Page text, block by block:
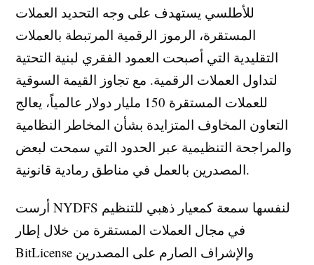
للأطلسي يستهدف على وجه التحديد العملات
المستقرة، الرموز الرقمية المرتبطة بالعملات
التقليدية التي أصبحت العمود الفقري لبنية التحتية
لتداول العملات الرقمية. مع تجاوز القيمة السوقية
للعملات المستقرة 150 مليار دولار عالمياً، يعالج
التعاون المخاوف المتزايدة بشأن المخاطر النظامية
والمراجحة التنظيمية عبر الحدود التي سمحت لبعض
المصدرين بالعمل في مناطق رمادية قانونية.
أرست NYDFS لنفسها سمعة كمعيار ذهبي للتنظيم
في مجال العملات المستقرة من خلال إطار
BitLicense والإشراف الصارم على المصدرين